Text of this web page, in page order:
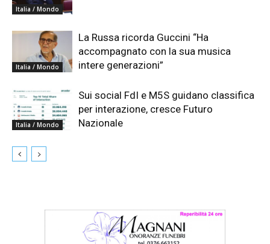
Italia / Mondo
Italia / Mondo
La Russa ricorda Guccini “Ha
accompagnato con la sua musica
intere generazioni”
Italia / Mondo
Sui social FdI e M5S guidano classifica
per interazione, cresce Futuro
Nazionale